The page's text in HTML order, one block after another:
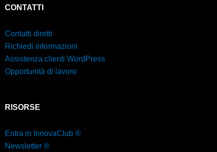
CONTATTI
Contatti diretti
Richiedi informazioni
Assistenza clienti WordPress
Opportunità di lavoro
RISORSE
Entra in InnovaClub ®
Newsletter ®